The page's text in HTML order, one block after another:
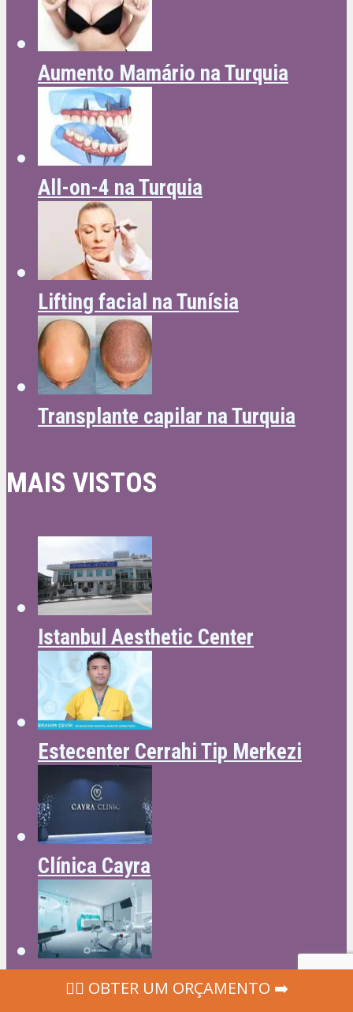
Aumento Mamário na Turquia
All-on-4 na Turquia
Lifting facial na Tunísia
Transplante capilar na Turquia
MAIS VISTOS
Istanbul Aesthetic Center
Estecenter Cerrahi Tip Merkezi
Clínica Cayra
Medico Clinic
‍👩‍⚕ OBTER UM ORÇAMENTO ➡️